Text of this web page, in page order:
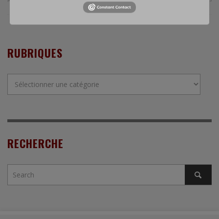
RUBRIQUES
RECHERCHE